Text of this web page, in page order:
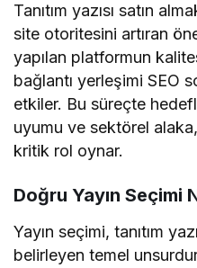
Tanıtım yazısı satın
site otoritesini artıran
yapılan platformun
bağlantı yerleşimi SEO
etkiler. Bu süreçte
uyumu ve sektörel
kritik rol oynar.
Doğru Yayın Seçimi
Yayın seçimi, tanıtım
belirleyen temel